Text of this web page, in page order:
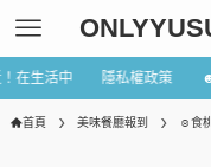
在生活中 隱私權政策
首頁 美味餐廳報到 ☺食